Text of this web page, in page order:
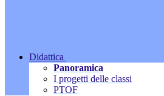
Didattica
Panoramica
I progetti delle classi
PTOF